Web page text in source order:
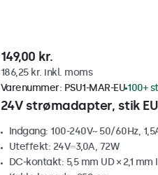
149,00 kr.
186,25 kr. inkl. moms
24V strømadapter, stik EU
Varenummer: PSU1-MAR-EU 100+
Indgang: 100-240V~ 50/60Hz,
Uteffekt: 24V⎓3,0A, 72W
DC-kontakt: 5,5 mm UD × 2,1 mm